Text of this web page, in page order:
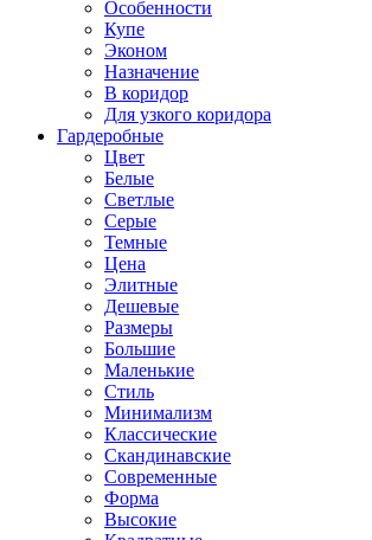
Особенности
Купе
Эконом
Назначение
В коридор
Для узкого коридора
Гардеробные
Цвет
Белые
Светлые
Серые
Темные
Цена
Элитные
Дешевые
Размеры
Большие
Маленькие
Стиль
Минимализм
Классические
Скандинавские
Современные
Форма
Высокие